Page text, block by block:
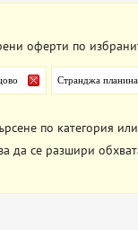
оферти по
Странджа планина
по категория
да се разшири